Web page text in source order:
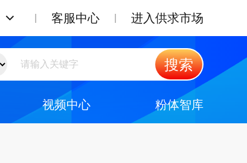
客服中心 进入供求市场
搜索
视频中心 粉体智库